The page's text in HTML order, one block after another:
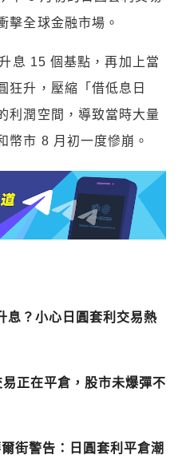
擊全球金融市場。
息 15 個基點，再加上當
狂升，壓縮「借低息日
利潤空間，導致當時大量
幣市 8 月初一度慘崩。
息？小心日圓套利交易熱
正在平倉，股市未爆彈不
街警告：日圓套利平倉潮